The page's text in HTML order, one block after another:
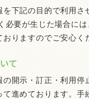
下記の目的で利用さ
必要が生じた場合に
りますのでご安心く
て
開示・訂正・利用停
進めております。手